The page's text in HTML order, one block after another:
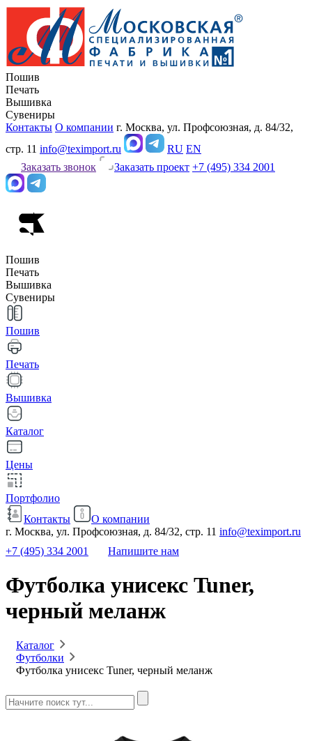
Пошив
Печать
Вышивка
Сувениры
Контакты О компании г. Москва, ул. Профсоюзная, д. 84/32,
стр. 11 info@teximport.ru RU EN
Заказать звонок
Заказать проект +7 (495) 334 2001
Пошив
Печать
Вышивка
Сувениры
Пошив
Печать
Вышивка
Каталог
Цены
Портфолио
Контакты
О компании
г. Москва, ул. Профсоюзная, д. 84/32, стр. 11 info@teximport.ru
+7 (495) 334 2001
Напишите нам
Футболка унисекс Tuner,
черный меланж
Каталог
Футболки
Футболка унисекс Tuner, черный меланж